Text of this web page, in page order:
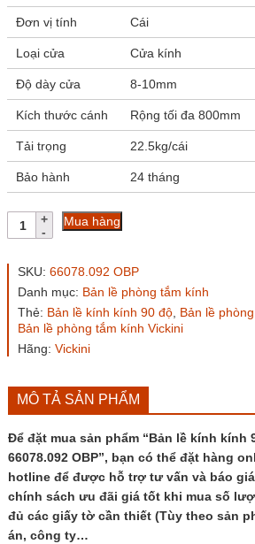
Đơn vị tính Cái
Loại cửa Cửa kính
Độ dày cửa 8-10mm
Kích thước cánh Rộng tối đa 800mm
Tải trọng 22.5kg/cái
Bảo hành 24 tháng
Bản
lề
kính
độ
VICKINI
66078.092
OBP
Mua hàng
SKU: 66078.092 OBP
Danh mục: Bản lề phòng tắm kính
Thẻ: Bản lề kính kính 90 độ, Bản lề
Bản lề phòng tắm kính Vickini
Hãng: Vickini
MÔ TẢ SẢN PHẨM
Để đặt mua sản phẩm “Bản lề kính kính
66078.092 OBP”, bạn có thể đặt hàng
hotline để được hỗ trợ tư vấn và báo
chính sách ưu đãi giá tốt khi mua số
đủ các giấy tờ cần thiết (Tùy theo sản
án, công ty…